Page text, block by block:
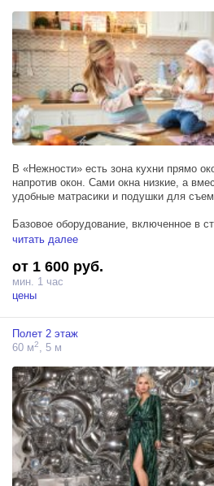
В «Нежности» есть зона кухни прямо
напротив окон. Сами окна низкие, а
удобные матрасики и подушки для
Базовое оборудование, включенное в
моноблока PROFOTO D1 500 Air, 1
Есть возможность подключения 380В,
Бумажные фоны можно установить в
читать далее
от 1 600 руб.
мин. 1 час
цены
Полет 2 этаж
60 м2 , 5 м